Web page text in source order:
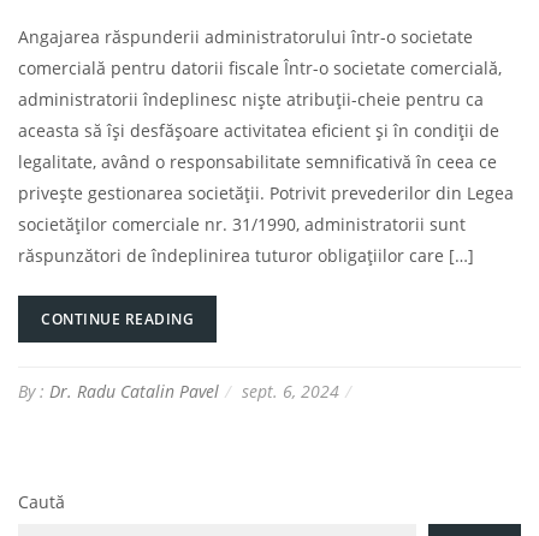
Angajarea răspunderii administratorului într-o societate
comercială pentru datorii fiscale Într-o societate comercială,
administratorii îndeplinesc niște atribuții-cheie pentru ca
aceasta să își desfășoare activitatea eficient și în condiții de
legalitate, având o responsabilitate semnificativă în ceea ce
privește gestionarea societății. Potrivit prevederilor din Legea
societăților comerciale nr. 31/1990, administratorii sunt
răspunzători de îndeplinirea tuturor obligațiilor care […]
CONTINUE READING
By : Dr. Radu Catalin Pavel sept. 6, 2024
Caută